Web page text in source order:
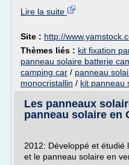
Lire la suite
Site : http://
Thèmes liés : kit fixation
panneau solaire batterie
camping car / panneau
monocristallin / kit panneau
Les panneaux
panneau solaire en
2012: Développé et
et le panneau solaire en